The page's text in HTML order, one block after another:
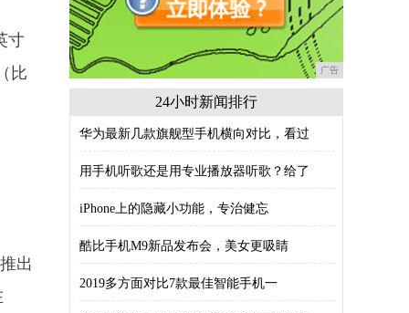
寸
比
出
广告
24小时新闻排行
华为最新几款旗舰型手机横向对比，看过
用手机听歌还是用专业播放器听歌？给了
iPhone上的隐藏小功能，专治健忘
酷比手机M9新品发布会，美女更吸睛
2019多方面对比7款最佳智能手机一